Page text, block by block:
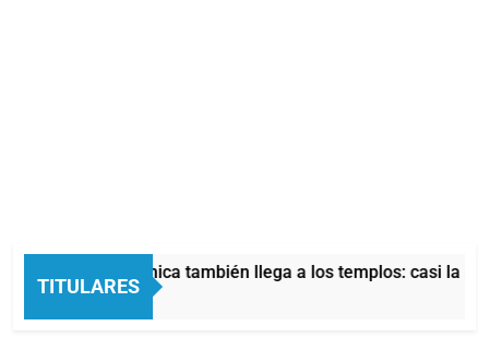
TITULARES
crisis económica también llega a los templos: casi la mitad
Atrás